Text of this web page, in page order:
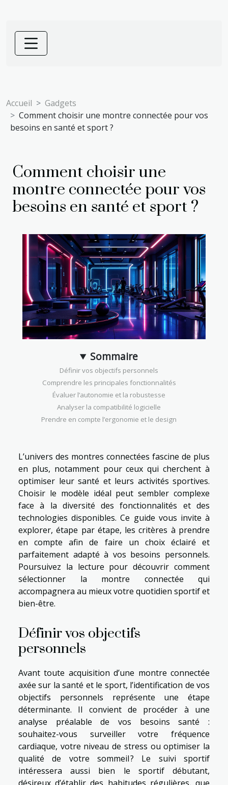
Accueil
Gadgets
Comment choisir une montre connectée pour vos
besoins en santé et sport ?
Comment choisir une
montre connectée pour vos
besoins en santé et sport ?
Sommaire
Définir vos objectifs personnels
Comprendre les principales fonctionnalités
Évaluer l’autonomie et la robustesse
Analyser la compatibilité logicielle
Prendre en compte l’ergonomie et le design
L’univers des montres connectées fascine de plus
en plus, notamment pour ceux qui cherchent à
optimiser leur santé et leurs activités sportives.
Choisir le modèle idéal peut sembler complexe
face à la diversité des fonctionnalités et des
technologies disponibles. Ce guide vous invite à
explorer, étape par étape, les critères à prendre
en compte afin de faire un choix éclairé et
parfaitement adapté à vos besoins personnels.
Poursuivez la lecture pour découvrir comment
sélectionner la montre connectée qui
accompagnera au mieux votre quotidien sportif et
bien-être.
Définir vos objectifs
personnels
Avant toute acquisition d’une montre connectée
axée sur la santé et le sport, l’identification de vos
objectifs personnels représente une étape
déterminante. Il convient de procéder à une
analyse préalable de vos besoins santé :
souhaitez-vous surveiller votre fréquence
cardiaque, votre niveau de stress ou optimiser la
qualité de votre sommeil ? Le suivi sportif
intéressera aussi bien le sportif débutant,
désireux d’établir des habitudes régulières, que